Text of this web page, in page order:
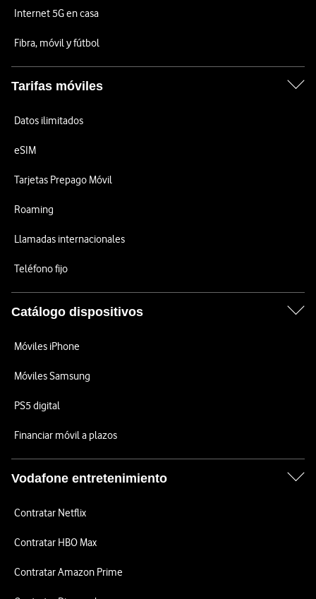
Internet 5G en casa
Fibra, móvil y fútbol
Tarifas móviles
Datos ilimitados
eSIM
Tarjetas Prepago Móvil
Roaming
Llamadas internacionales
Teléfono fijo
Catálogo dispositivos
Móviles iPhone
Móviles Samsung
PS5 digital
Financiar móvil a plazos
Vodafone entretenimiento
Contratar Netflix
Contratar HBO Max
Contratar Amazon Prime